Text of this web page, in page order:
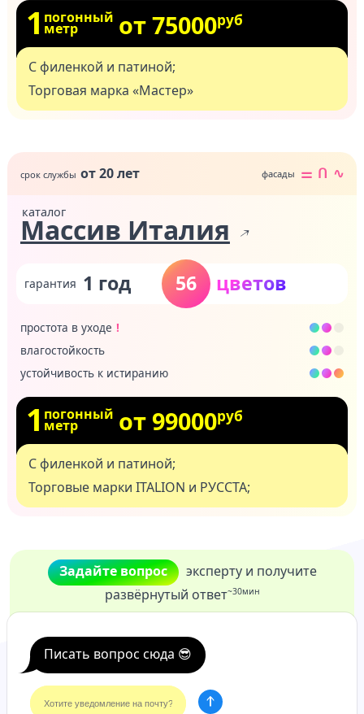
1 погонный
метр от 75000руб
С филенкой и патиной;
Торговая марка «Мастер»
от 20 лет ⚌ ᑎ ∿
Массив Италия
1 год 56
простота в уходе
влагостойкость
устойчивость к истиранию
1 погонный
метр от 99000руб
С филенкой и патиной;
Торговые марки ITALION и РУССТА;
Задайте вопрос
эксперту и получите
развёрнутый ответ~30мин